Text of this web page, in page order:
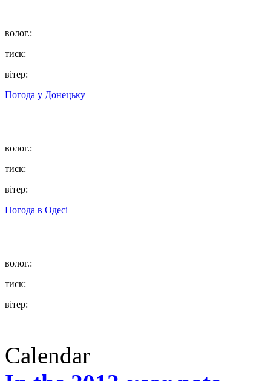
волог.:
тиск:
вітер:
Погода у Донецьку
волог.:
тиск:
вітер:
Погода в Одесі
волог.:
тиск:
вітер:
Calendar